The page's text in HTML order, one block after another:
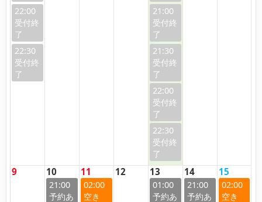
22:00
22:30
21:00
21:30
22:00
22:30
9 10
21:00
11
02:00
12 13
01:00
14
21:00
15
02:00